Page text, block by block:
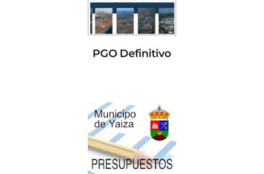
PGO Definitivo